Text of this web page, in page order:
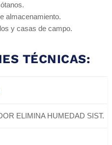
almacenamiento.
y casas de campo.
TÉCNICAS:
ELIMINA HUMEDAD SIST.